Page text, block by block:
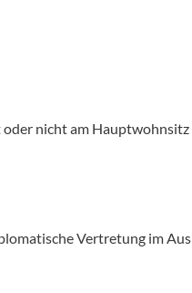
nicht am Hauptwohnsitz
Vertretung im